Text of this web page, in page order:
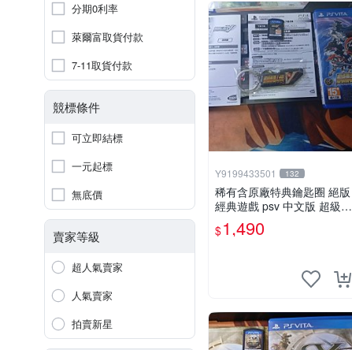
分期0利率
萊爾富取貨付款
7-11取貨付款
競標條件
可立即結標
一元起標
無底價
賣家等級
超人氣賣家
人氣賣家
拍賣新星
Y9199433501 132
稀有含原廠特典鑰匙圈 絕版
經典遊戲 psv 中文版 超級機
器人大戰V
$1,490